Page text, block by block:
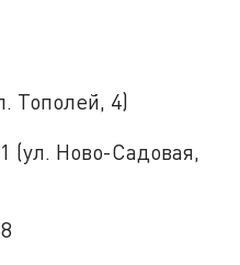
Тополей, 4)
(ул. Ново-Садовая,